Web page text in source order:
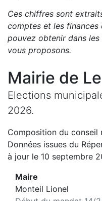
Ces chiffres sont
comptes et les finances
pouvez obtenir dans
vous proposons.
Mairie de
Elections
2026.
Composition du conseil
Données issues du
à jour le 10 septembre
Maire
Monteil Lionel